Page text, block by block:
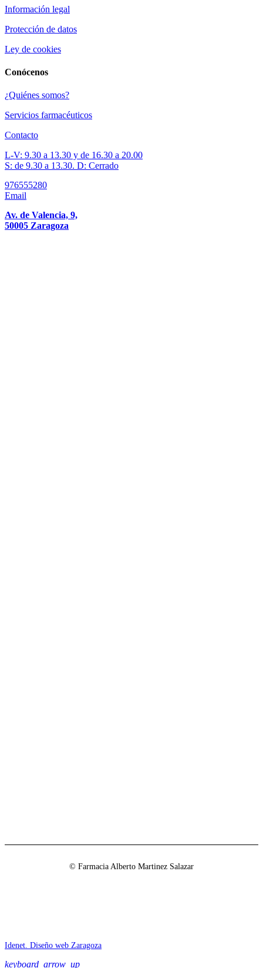
Información legal
Protección de datos
Ley de cookies
Conócenos
¿Quiénes somos?
Servicios farmacéuticos
Contacto
L-V: 9.30 a 13.30 y de 16.30 a 20.00
S: de 9.30 a 13.30. D: Cerrado
976555280
Email
Av. de Valencia, 9,
50005 Zaragoza
© Farmacia Alberto Martinez Salazar
Idenet. Diseño web Zaragoza
keyboard_arrow_up